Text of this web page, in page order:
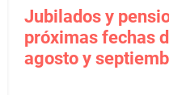
Jubilados y
próximas fechas
agosto y